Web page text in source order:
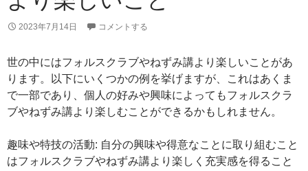
2023年7月14日 コメントする
世の中にはフォルスクラブやねずみ講より楽しいことがあ
ります。以下にいくつかの例を挙げますが、これはあくま
で一部であり、個人の好みや興味によってもフォルスクラ
ブやねずみ講より楽しむことができるかもしれません。
趣味や特技の活動: 自分の興味や得意なことに取り組むこと
はフォルスクラブやねずみ講より楽しく充実感を得ること